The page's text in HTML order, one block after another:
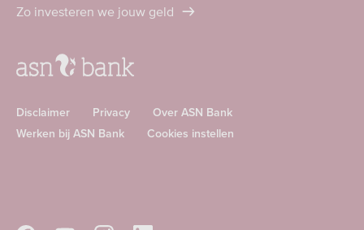
Zo investeren we jouw geld
Disclaimer Privacy
Over ASN Bank
Werken bij ASN Bank
Cookies instellen